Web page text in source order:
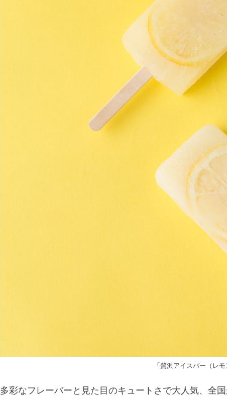
「贅沢アイスバー（レ
多彩なフレーバーと見た目のキュートさで大人気、全